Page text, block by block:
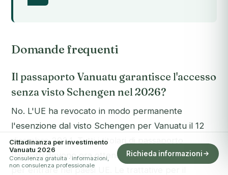
Domande frequenti
Il passaporto Vanuatu garantisce l'accesso
senza visto Schengen nel 2026?
No. L'UE ha revocato in modo permanente
l'esenzione dal visto Schengen per Vanuatu il 12
dicembre 2024. Tutti i titolari di passaporto
Vanuatu devono ora ottenere un visto Schengen
per entrare nei paesi UE. Le trattative per il
Cittadinanza per investimento
Vanuatu 2026
Consulenza gratuita · informazioni,
non consulenza professionale
Richieda informazioni